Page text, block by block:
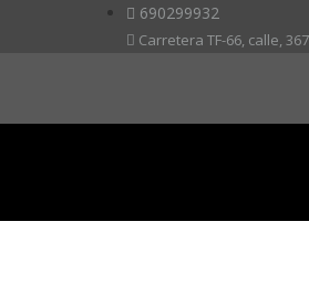
690299932
Carretera TF-66, calle,